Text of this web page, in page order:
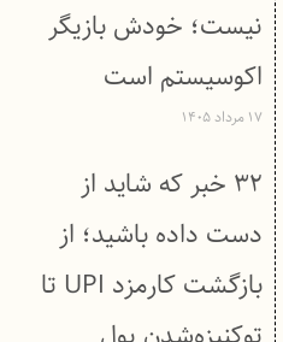
نیست؛ خودش بازیگر
اکوسیستم است
۱۷ مرداد ۱۴۰۵
۳۲ خبر که شاید از
دست داده باشید؛ از
بازگشت کارمزد UPI تا